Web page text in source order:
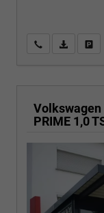
Wir rufen Sie an
PDF-
Volkswagen